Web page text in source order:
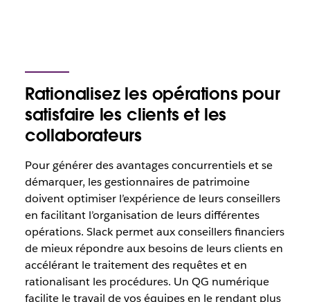
Rationalisez les opérations pour
satisfaire les clients et les
collaborateurs
Pour générer des avantages concurrentiels et se
démarquer, les gestionnaires de patrimoine
doivent optimiser l’expérience de leurs conseillers
en facilitant l’organisation de leurs différentes
opérations. Slack permet aux conseillers financiers
de mieux répondre aux besoins de leurs clients en
accélérant le traitement des requêtes et en
rationalisant les procédures. Un QG numérique
facilite le travail de vos équipes en le rendant plus